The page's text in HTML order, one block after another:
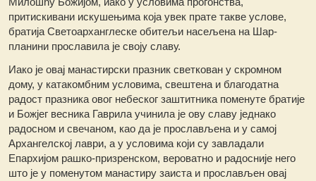
притискивани искушењима која увек прате такве услове,
братија Светоарханглеске обитељи насељена на Шар-
планини прославила је своју славу.
Иако је овај манастирски празник светкован у скромном
дому, у катакомбним условима, свештена и блaгодатна
радост празника овог небеског заштитника поменуте братије
и Божјег весника Гаврила учинила је ову славу једнако
радосном и свечаном, као да је прослављена и у самој
Архангелској лаври, а у условима који су завладали
Епархијом рашко-призренском, вероватно и радосније него
што је у поменутом манастиру заиста и прослављен овај